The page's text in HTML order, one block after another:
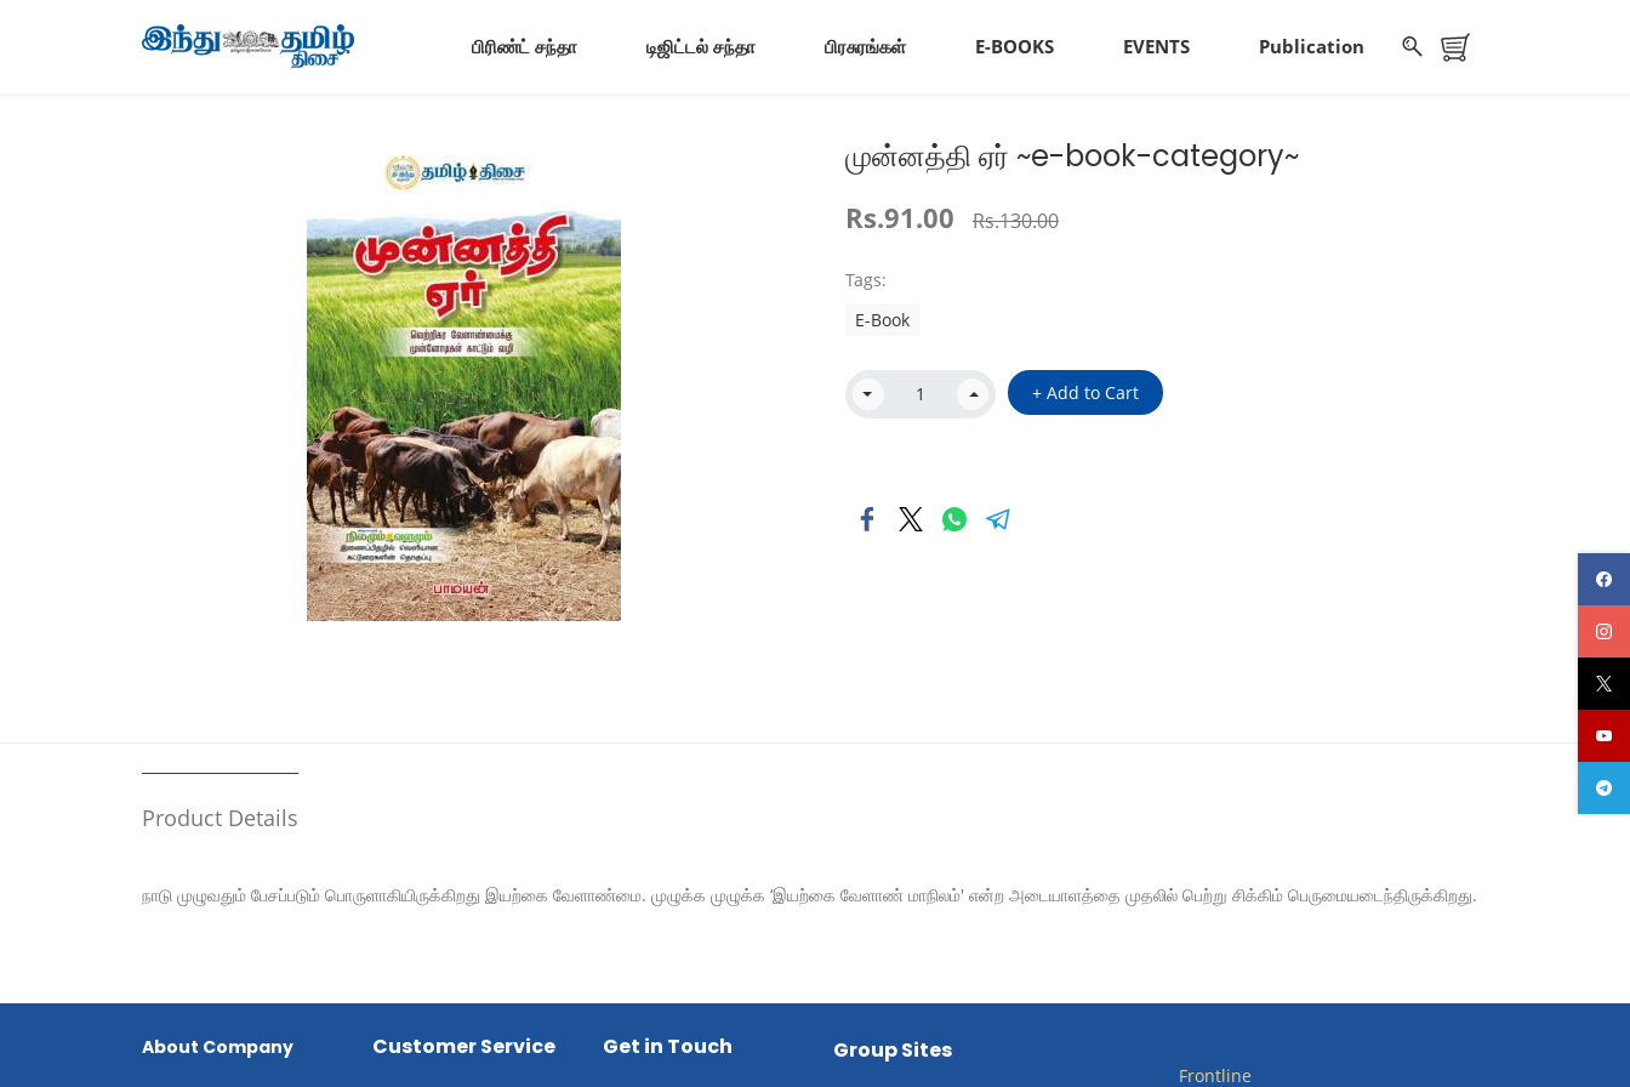
பிரிண்ட் சந்தா டிஜிட்டல் சந்தா பிரசுரங்கள் E-BOOKS EVENTS Publication
முன்னத்தி ஏர் ~e-book-category~
Rs.91.00 Rs.130.00
Tags:
E-Book
+ Add to Cart
Product Details
நாடு முழுவதும் பேசப்படும் பொருளாகியிருக்கிறது இயற்கை வேளாண்மை. முழுக்க முழுக்க ‘இயற்கை வேளாண் மாநிலம்' என்ற அடையாளத்தை முதலில் பெற்று சிக்கிம் பெருமையடைந்திருக்கிறது.
About Company Customer Service Get in Touch Group Sites
Frontline